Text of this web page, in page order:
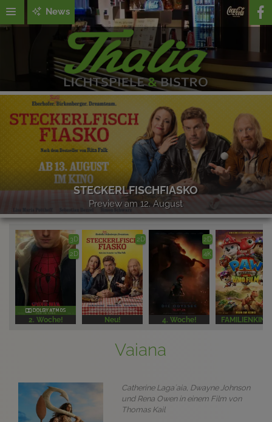
News
STECKERLFISCHFIASKO
Preview am 12. August
3D
2D
2. Woche!
2D
Neu!
2D
4K
4. Woche! FAMILIENKINO
Vaiana
Catherine Laga´aia, Dwayne Johnson
und Rena Owen in einem Film von
Thomas Kail